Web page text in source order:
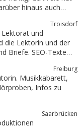
VertonungenTroisdorf
und
die Lektorin und der
Briefe. SEO-Texte
Freiburg
Saarbrücken